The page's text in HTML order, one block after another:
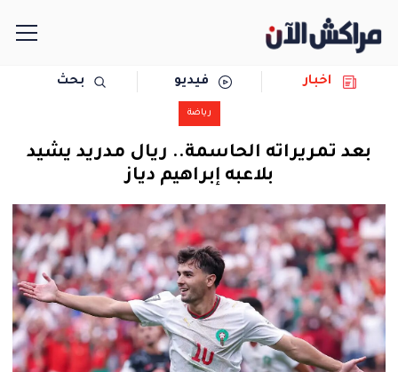
مجتمع
رياضة
حوادث
دولية
المرأة
اخبار فيديو بحث
رياضة
بعد تمريراته الحاسمة.. ريال مدريد يشيد
بلاعبه إبراهيم دياز